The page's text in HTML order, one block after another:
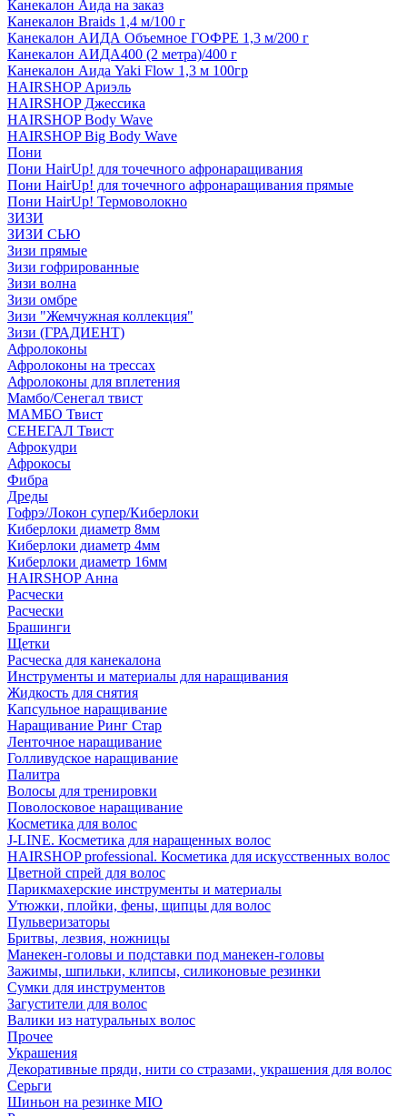
Канекалон Аида на заказ
Канекалон Braids 1,4 м/100 г
Канекалон АИДА Объемное ГОФРЕ 1,3 м/200 г
Канекалон АИДА400 (2 метра)/400 г
Канекалон Аида Yaki Flow 1,3 м 100гр
HAIRSHOP Ариэль
HAIRSHOP Джессика
HAIRSHOP Body Wave
HAIRSHOP Big Body Wave
Пони
Пони HairUp! для точечного афронаращивания
Пони HairUp! для точечного афронаращивания прямые
Пони HairUp! Термоволокно
ЗИЗИ
ЗИЗИ СЬЮ
Зизи прямые
Зизи гофрированные
Зизи волна
Зизи омбре
Зизи "Жемчужная коллекция"
Зизи (ГРАДИЕНТ)
Афролоконы
Афролоконы на трессах
Афролоконы для вплетения
Мамбо/Сенегал твист
МАМБО Твист
СЕНЕГАЛ Твист
Афрокудри
Афрокосы
Фибра
Дреды
Гофрэ/Локон супер/Киберлоки
Киберлоки диаметр 8мм
Киберлоки диаметр 4мм
Киберлоки диаметр 16мм
HAIRSHOP Анна
Расчески
Расчески
Брашинги
Щетки
Расческа для канекалона
Инструменты и материалы для наращивания
Жидкость для снятия
Капсульное наращивание
Наращивание Ринг Стар
Ленточное наращивание
Голливудское наращивание
Палитра
Волосы для тренировки
Поволосковое наращивание
Косметика для волос
J-LINE. Косметика для наращенных волос
HAIRSHOP professional. Косметика для искусственных волос
Цветной спрей для волос
Парикмахерские инструменты и материалы
Утюжки, плойки, фены, щипцы для волос
Пульверизаторы
Бритвы, лезвия, ножницы
Манекен-головы и подставки под манекен-головы
Зажимы, шпильки, клипсы, силиконовые резинки
Сумки для инструментов
Загустители для волос
Валики из натуральных волос
Прочее
Украшения
Декоративные пряди, нити со стразами, украшения для волос
Серьги
Шиньон на резинке MIO